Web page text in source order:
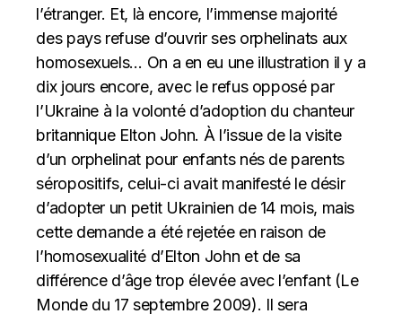
l’étranger. Et, là encore, l’immense majorité
des pays refuse d’ouvrir ses orphelinats aux
homosexuels… On a en eu une illustration il y a
dix jours encore, avec le refus opposé par
l’Ukraine à la volonté d’adoption du chanteur
britannique Elton John. À l’issue de la visite
d’un orphelinat pour enfants nés de parents
séropositifs, celui-ci avait manifesté le désir
d’adopter un petit Ukrainien de 14 mois, mais
cette demande a été rejetée en raison de
l’homosexualité d’Elton John et de sa
différence d’âge trop élevée avec l’enfant (Le
Monde du 17 septembre 2009). Il sera